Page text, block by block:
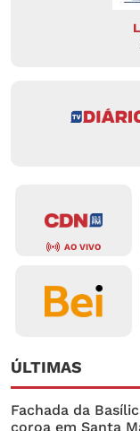
AO VIVO
ÚLTIMAS
Fachada da
coroa em Santa